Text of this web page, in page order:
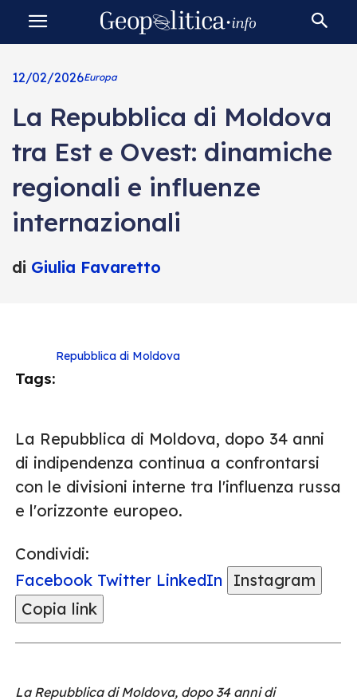
12/02/2026Europa
La Repubblica di Moldova
tra Est e Ovest: dinamiche
regionali e influenze
internazionali
di Giulia Favaretto
Tags:
Repubblica di Moldova
La Repubblica di Moldova, dopo 34 anni
di indipendenza continua a confrontarsi
con le divisioni interne tra l'influenza russa
e l'orizzonte europeo.
Condividi:
Facebook Twitter LinkedIn
Instagram
Copia link
La Repubblica di Moldova, dopo 34 anni di